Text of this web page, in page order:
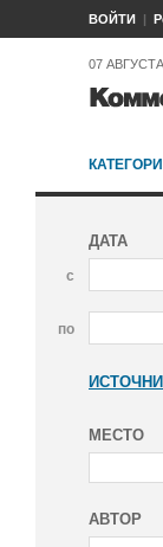
ВОЙТИ
07
ДАТА
с
по
МЕСТО
АВТОР